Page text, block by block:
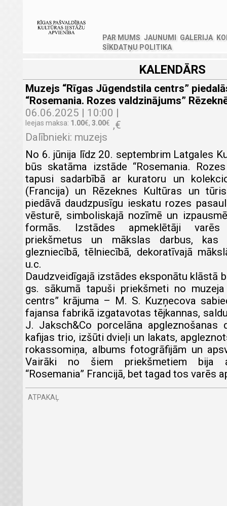
PAR MUMS JAUNUMI GALERIJA
SĪKDATŅU POLITIKA
KALENDĀRS
Muzejs “Rīgas Jūgendstila centrs”
“Rosemania. Rozes valdzinājums”
06.06.2025 | 10:00 |
Ieejas maksa: ,€
1.00€, 3.00€
Dalībnieki: muzejs
No 6. jūnija līdz 20. septembrim Latgales
būs skatāma izstāde “Rosemania.
tapusi sadarbībā ar kuratoru un
(Francija) un Rēzeknes Kultūras un
piedāvā daudzpusīgu ieskatu rozes
vēsturē, simboliskajā nozīmē un
formās. Izstādes apmeklētāji
priekšmetus un mākslas darbus,
glezniecībā, tēlniecībā, dekoratīvajā
u.c.
Daudzveidīgajā izstādes eksponātu klāstā
gs. sākumā tapuši priekšmeti no muzeja
centrs” krājuma – M. S. Kuzņecova
fajansa fabrikā izgatavotas tējkannas,
J. Jaksch&Co porcelāna apgleznošanas
kafijas trio, izšūti dvieļi un lakats,
rokassomiņa, albums fotogrāfijām un
Vairāki no šiem priekšmetiem bija
“Rosemania” Francijā, bet tagad tos varēs
ATPAKAĻ